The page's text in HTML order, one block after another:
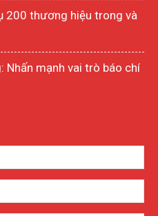
200 thương hiệu trong và
Nhấn mạnh vai trò báo chí